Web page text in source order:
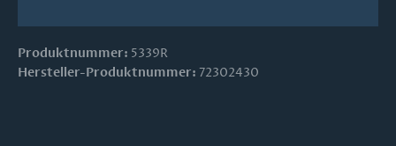
Produktnummer: 5339R
Hersteller-Produktnummer: 72302430